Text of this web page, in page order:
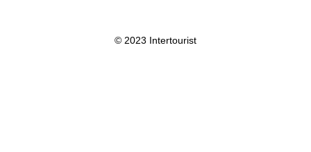
© 2023 Intertourist